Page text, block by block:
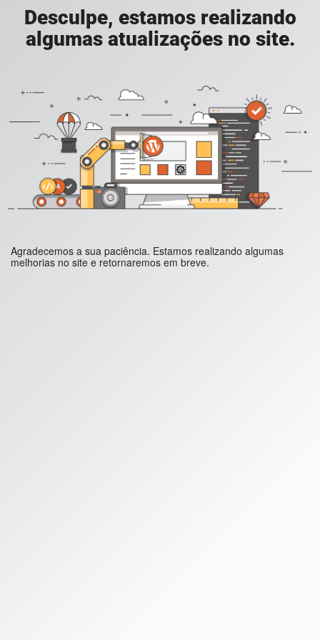
Desculpe, estamos realizando
algumas atualizações no site.
Agradecemos a sua paciência. Estamos realizando algumas
melhorias no site e retornaremos em breve.